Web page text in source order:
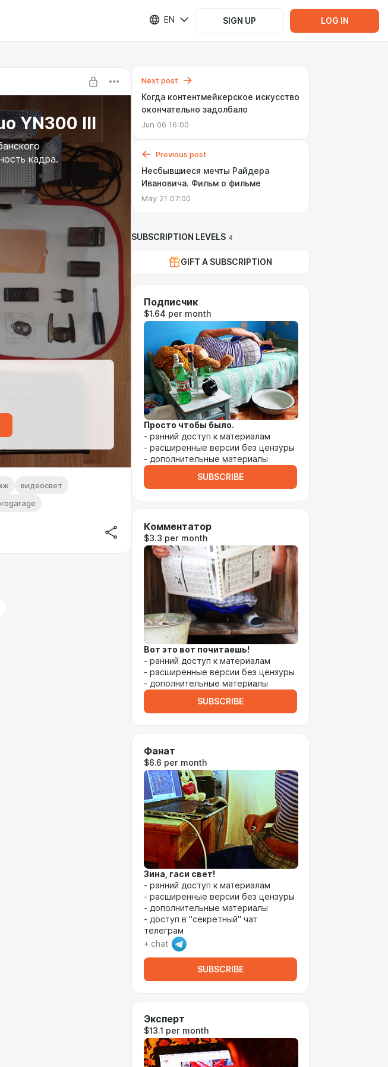
EN SIGN UP LOG IN
YN300 III
кадра.
видеосвет
Next post
Когда контентмейкерское искусство
окончательно задолбало
Jun 06 16:00
Previous post
Несбывшиеся мечты Райдера
Ивановича. Фильм о фильме
May 21 07:00
SUBSCRIPTION LEVELS 4
GIFT A SUBSCRIPTION
Подписчик
$1.64 per month
Просто чтобы было.
- ранний доступ к материалам
- расширенные версии без цензуры
- дополнительные материалы
SUBSCRIBE
Комментатор
$3.3 per month
Вот это вот почитаешь!
- ранний доступ к материалам
- расширенные версии без цензуры
- дополнительные материалы
SUBSCRIBE
Фанат
$6.6 per month
Зина, гаси свет!
- ранний доступ к материалам
- расширенные версии без цензуры
- дополнительные материалы
- доступ в "секретный" чат
телеграм
+ chat
SUBSCRIBE
Эксперт
$13.1 per month